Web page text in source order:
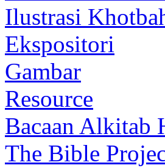
Ilustrasi
Ekspositori
Gambar
Resource
Bacaan Alkitab
The Bible